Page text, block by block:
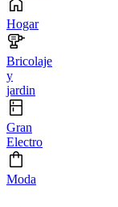
Hogar
Bricolaje
y
jardin
Gran
Electro
Moda